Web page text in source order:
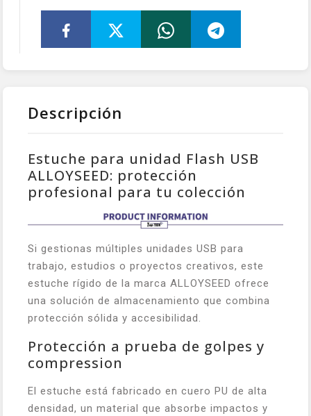
Descripción
Estuche para unidad Flash USB
ALLOYSEED: protección
profesional para tu colección
Si gestionas múltiples unidades USB para
trabajo, estudios o proyectos creativos, este
estuche rígido de la marca ALLOYSEED ofrece
una solución de almacenamiento que combina
protección sólida y accesibilidad.
Protección a prueba de golpes y
compression
El estuche está fabricado en cuero PU de alta
densidad, un material que absorbe impactos y